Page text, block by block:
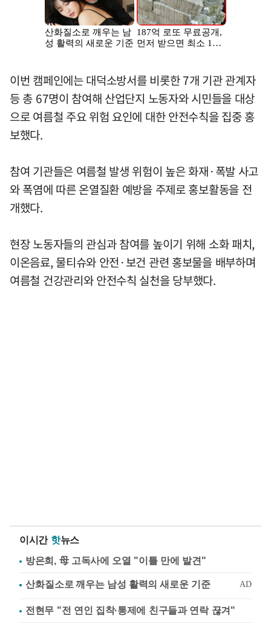
이번 캠페인에는 대덕소방서를 비롯한 7개 기관 관계자
등 총 67명이 참여해 산업단지 노동자와 시민들을 대상
으로 여름철 주요 위험 요인에 대한 안전수칙을 집중 홍
보했다.
참여 기관들은 여름철 발생 위험이 높은 화재·폭발 사고
와 폭염에 따른 온열질환 예방을 주제로 홍보활동을 전
개했다.
현장 노동자들의 관심과 참여를 높이기 위해 소화 패치,
이온음료, 물티슈와 안전·보건 관련 홍보물을 배부하며
여름철 건강관리와 안전수칙 실천을 당부했다.
이시간 핫뉴스
방은희, 母 고독사에 오열 "이틀 만에 발견"
전현무 "전 연인 집착·통제에 친구들과 연락 끊겨"